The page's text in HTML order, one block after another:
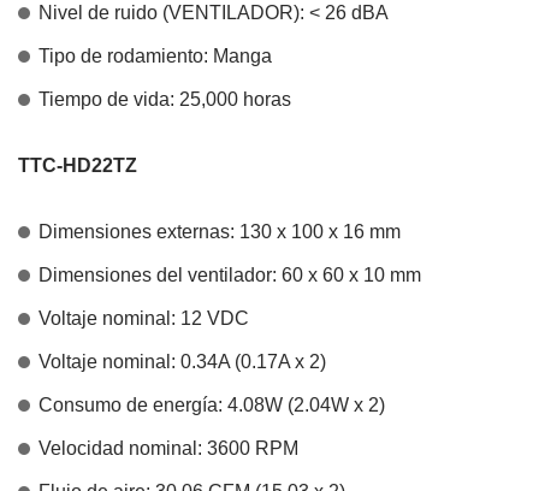
Nivel de ruido (VENTILADOR): < 26 dBA
Tipo de rodamiento: Manga
Tiempo de vida: 25,000 horas
TTC-HD22TZ
Dimensiones externas: 130 x 100 x 16 mm
Dimensiones del ventilador: 60 x 60 x 10 mm
Voltaje nominal: 12 VDC
Voltaje nominal: 0.34A (0.17A x 2)
Consumo de energía: 4.08W (2.04W x 2)
Velocidad nominal: 3600 RPM